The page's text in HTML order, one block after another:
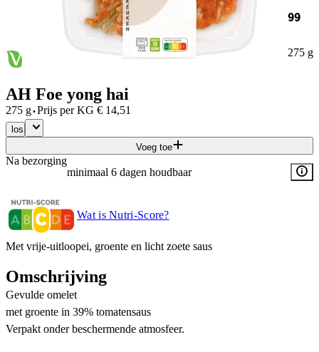
99
275 g
AH Foe yong hai
275 g·Prijs per KG € 14,51
los
Voeg toe
Na bezorging
minimaal 6 dagen houdbaar
Wat is Nutri-Score?
Met vrije-uitloopei, groente en licht zoete saus
Omschrijving
Gevulde omelet
met groente in 39% tomatensaus
Verpakt onder beschermende atmosfeer.